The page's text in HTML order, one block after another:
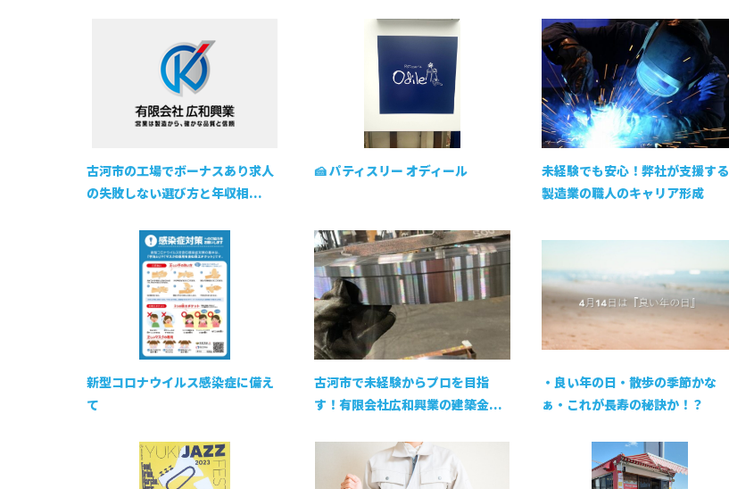
古河市の工場でボーナスあり求人
の失敗しない選び方と年収相...
🍰 パティスリー オディール
未経験でも安心！弊社が支援する
製造業の職人のキャリア形成
新型コロナウイルス感染症に備え
て
古河市で未経験からプロを目指
す！有限会社広和興業の建築金...
・良い年の日・散歩の季節かな
ぁ・これが長寿の秘訣か！？